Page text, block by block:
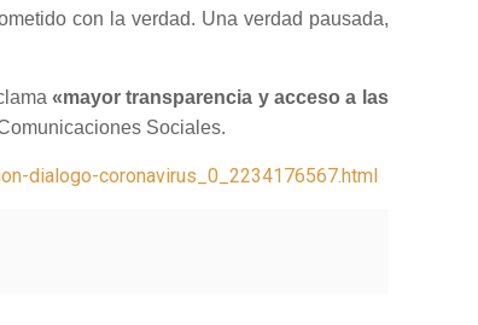
con la verdad. Una verdad pausada,
«mayor transparencia y acceso a las
Sociales.
dialogo-coronavirus_0_2234176567.html